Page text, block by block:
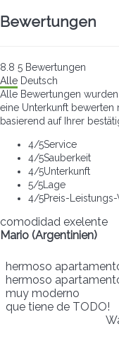
Bewertungen
8.8 5 Bewertungen
Alle Deutsch
Alle Bewertungen
eine Unterkunft bewerten
basierend auf Ihrer
4/5Service
4/5Sauberkeit
4/5Unterkunft
5/5 Lage
4/5Preis-
comodidad exelente
Mario (Argentinien)
hermoso
hermoso
muy moderno
que tiene de TODO!